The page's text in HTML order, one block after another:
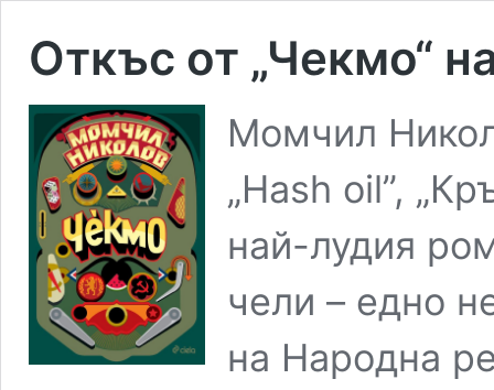
Откъс от „Чекмо“
Момчил
„Hash oil”,
най-лудия
чели – едно
на Народна